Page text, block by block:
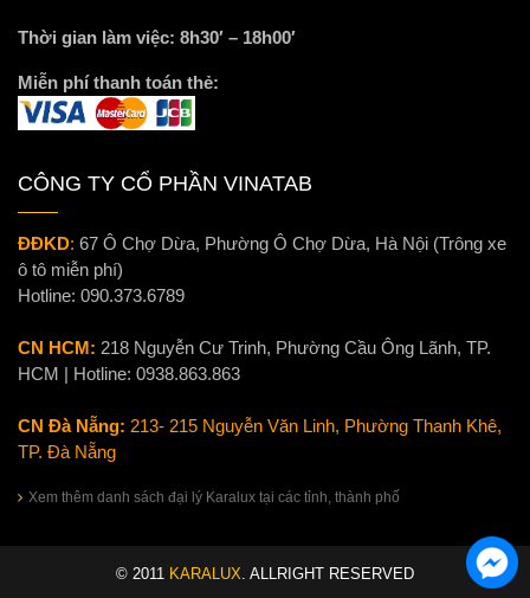
Thời gian làm việc: 8h30′ – 18h00′
Miễn phí thanh toán thẻ:
CÔNG TY CỔ PHẦN VINATAB
ĐĐKD: 67 Ô Chợ Dừa, Phường Ô Chợ Dừa, Hà Nội (Trông xe
ô tô miễn phí)
Hotline: 090.373.6789
CN HCM: 218 Nguyễn Cư Trinh, Phường Cầu Ông Lãnh, TP.
HCM | Hotline: 0938.863.863
CN Đà Nẵng: 213- 215 Nguyễn Văn Linh, Phường Thanh Khê,
TP. Đà Nẵng
Xem thêm danh sách đại lý Karalux tại các tỉnh, thành phố
© 2011 KARALUX . ALLRIGHT RESERVED